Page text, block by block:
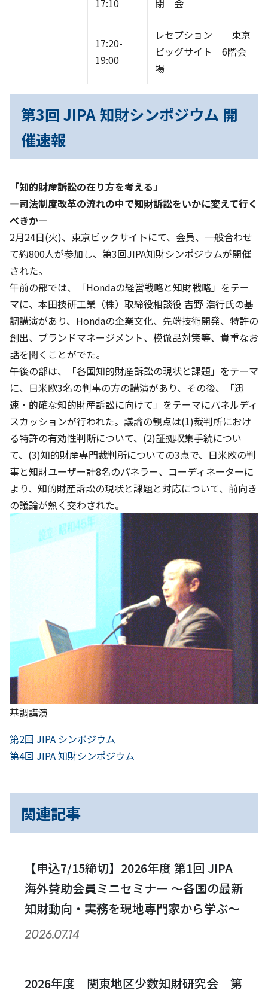
17:10 閉 会
17:20-
19:00
レセプション 東京
ビッグサイト 6階会
場
第3回 JIPA 知財シンポジウム 開
催速報
「知的財産訴訟の在り方を考える」
―司法制度改革の流れの中で知財訴訟をいかに変えて行く
べきか―
2月24日(火)、東京ビックサイトにて、会員、一般合わせ
て約800人が参加し、第3回JIPA知財シンポジウムが開催
された。
午前の部では、「Hondaの経営戦略と知財戦略」をテー
マに、本田技研工業（株）取締役相談役 吉野 浩行氏の基
調講演があり、Hondaの企業文化、先端技術開発、特許の
創出、ブランドマネージメント、模倣品対策等、貴重なお
話を聞くことがでた。
午後の部は、「各国知的財産訴訟の現状と課題」をテーマ
に、日米欧3名の判事の方の講演があり、その後、「迅
速・的確な知的財産訴訟に向けて」をテーマにパネルディ
スカッションが行われた。議論の観点は(1)裁判所におけ
る特許の有効性判断について、(2)証拠収集手続につい
て、(3)知的財産専門裁判所についての3点で、日米欧の判
事と知財ユーザー計8名のパネラー、コーディネーターに
より、知的財産訴訟の現状と課題と対応について、前向き
の議論が熱く交わされた。
基調講演
投
稿
ナ
ビ
前
へ
第2回 JIPA シンポジウム
次
第4回 JIPA 知財シンポジウム
関連記事
【申込7/15締切】2026年度 第1回 JIPA
海外賛助会員ミニセミナー ～各国の最新
知財動向・実務を現地専門家から学ぶ～
2026.07.14
2026年度 関東地区少数知財研究会 第